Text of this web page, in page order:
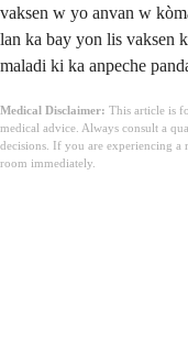
vaksen w yo anvan w
lan ka bay yon lis vaksen
maladi ki ka anpeche
Medical Disclaimer: This article is
medical advice. Always consult a
decisions. If you are experiencing a
room immediately.